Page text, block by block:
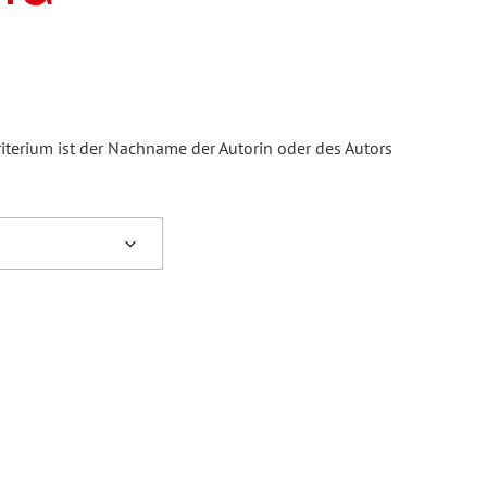
ist der Nachname der Autorin oder des Autors